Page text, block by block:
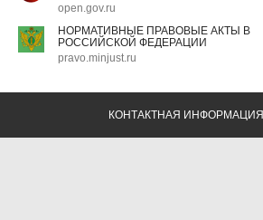
open.gov.ru
НОРМАТИВНЫЕ ПРАВОВЫЕ АКТЫ В
РОССИЙСКОЙ ФЕДЕРАЦИИ
pravo.minjust.ru
КОНТАКТНАЯ ИНФОРМАЦИЯ